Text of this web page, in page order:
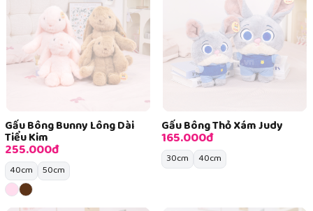
Gấu Bông Bunny Lông Dài
Tiểu Kim
255.000đ
40cm 50cm
Gấu Bông Thỏ Xám Judy
165.000đ
30cm 40cm